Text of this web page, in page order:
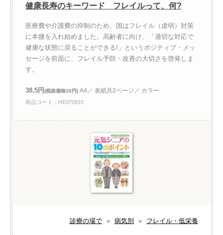
健康長寿のキーワード フレイルって、何?
医療費や介護費の抑制のため、国はフレイル（虚弱）対策
に本腰を入れ始めました。高齢者に向け、「適切な対応で
健康な状態に戻ることができる!」というポジティブ・メッ
セージを前面に、フレイル予防・改善の大切さを啓発しま
す。
38.5円(税抜価格35円) A4／ 表紙共2ページ／ カラー
商品コード：HE070910
診療の場で » 病気別 » フレイル・低栄養